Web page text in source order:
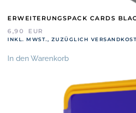
ERWEITERUNGSPACK CARDS
6,90
EUR
INKL. MWST., ZUZÜGLICH
In den Warenkorb